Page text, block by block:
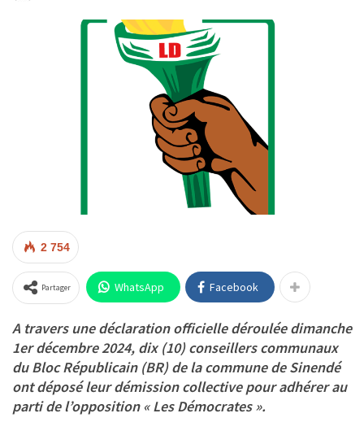
2 754
Partager WhatsApp Facebook
A travers une déclaration officielle déroulée dimanche
1er décembre 2024, dix (10) conseillers communaux
du Bloc Républicain (BR) de la commune de Sinendé
ont déposé leur démission collective pour adhérer au
parti de l’opposition « Les Démocrates ».